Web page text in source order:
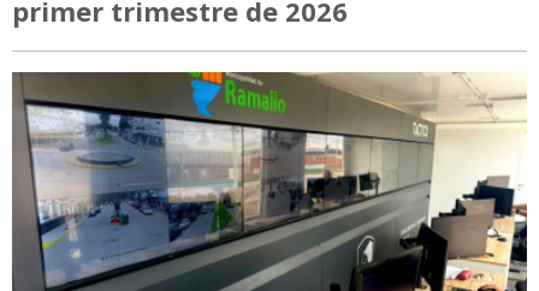
primer trimestre de 2026